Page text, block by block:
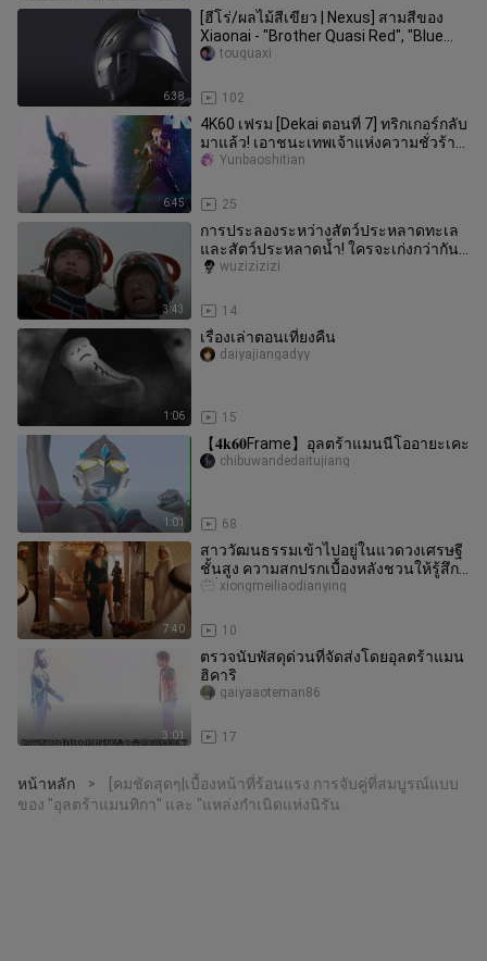
6:38
[ฮีโร่/ผลไม้สีเขียว | Nexus] สามสีของ
Xiaonai - "Brother Quasi Red", "Blue
Brother Pity", "Silver Lo
102
touguaxi
6:45
4K60 เฟรม [Dekai ตอนที่ 7] ทริกเกอร์กลับ
มาแล้ว! เอาชนะเทพเจ้าแห่งความชั่วร้าย
Megajee!
25
Yunbaoshitian
3:43
การประลองระหว่างสัตว์ประหลาดทะเล
และสัตว์ประหลาดน้ำ! ใครจะเก่งกว่ากัน?
-
14
wuzizizizi
1:06
เรื่องเล่าตอนเที่ยงคืน
15
daiyajiangadyy
1:01
【𝟒𝐤𝟔𝟎Frame】อุลตร้าแมนนีโออายะเคะ
68
chibuwandedaitujiang
7:40
สาววัฒนธรรมเข้าไปอยู่ในแวดวงเศรษฐี
ชั้นสูง ความสกปรกเบื้องหลังชวนให้รู้สึก
คลื่นไส้
10
xiongmeiliaodianying
3:01
ตรวจนับพัสดุด่วนที่จัดส่งโดยอุลตร้าแมน
ฮิคาริ
17
gaiyaaoteman86
หน้าหลัก >
[คมชัดสุดๆ|เบื้องหน้าที่ร้อนแรง การจับคู่ที่สมบูรณ์แบบ
ของ "อุลตร้าแมนทิกา" และ "แหล่งกำเนิดแห่งนิรัน